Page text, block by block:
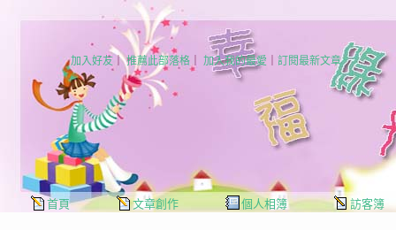
首頁 文章創作 個人相簿 訪客簿
加入好友 ｜推薦此部落格 加入我的最愛 訂閱最新文章